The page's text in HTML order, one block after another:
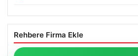
Rehbere Firma Ekle